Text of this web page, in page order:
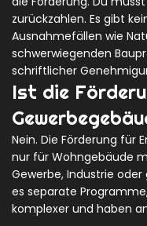
zurückzahlen. Es gibt
Ausnahmefällen wie
schwerwiegenden
schriftlicher
Ist die
Nein. Die Förderung für
nur für Wohngebäude
Gewerbe, Industrie
es separate
komplexer und haben